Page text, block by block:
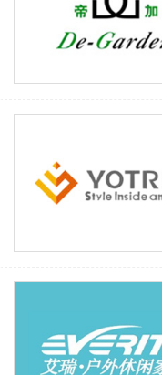
多喜爱
多喜爱家居用品